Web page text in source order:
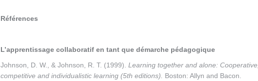
Références
L’apprentissage collaboratif en tant que démarche pédagogique
Johnson, D. W., & Johnson, R. T. (1999). Learning together and alone: Cooperative,
competitive and individualistic learning (5th editions). Boston: Allyn and Bacon.